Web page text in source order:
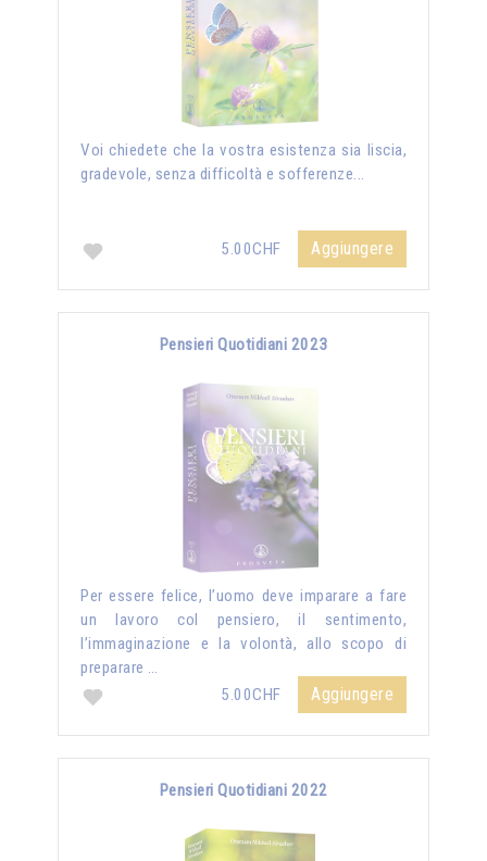
Voi chiedete che la vostra esistenza sia liscia,
gradevole, senza difficoltà e sofferenze...
5.00CHF Aggiungere
Pensieri Quotidiani 2023
Per essere felice, l’uomo deve imparare a fare
un lavoro col pensiero, il sentimento,
l’immaginazione e la volontà, allo scopo di
preparare …
5.00CHF
Aggiungere
Pensieri Quotidiani 2022